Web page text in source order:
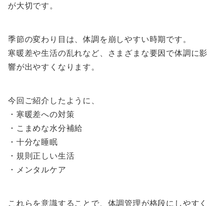
が大切です。
季節の変わり目は、体調を崩しやすい時期です。
寒暖差や生活の乱れなど、さまざまな要因で体調に影
響が出やすくなります。
今回ご紹介したように、
・寒暖差への対策
・こまめな水分補給
・十分な睡眠
・規則正しい生活
・メンタルケア
これらを意識することで、体調管理が格段にしやすく